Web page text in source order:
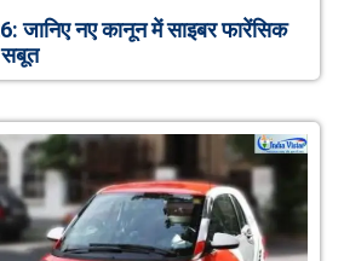
जानिए नए कानून में साइबर फारेंसिक